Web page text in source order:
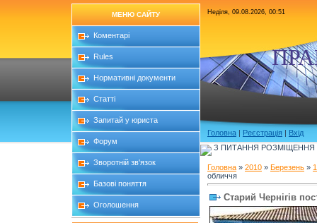
МЕНЮ САЙТУ
Коментарі
Rules
Нормативні документи
Статті
Запитай у юриста
Форум
Зворотній зв'язок
Базові поняття
Оголошення
Неділя, 09.08.2026, 00:51
Головна | Реєстрація | Вхід
З ПИТАННЯ РОЗМІЩЕННЯ
Головна » 2010 » Березень »
обличчя
Старий Чернігів